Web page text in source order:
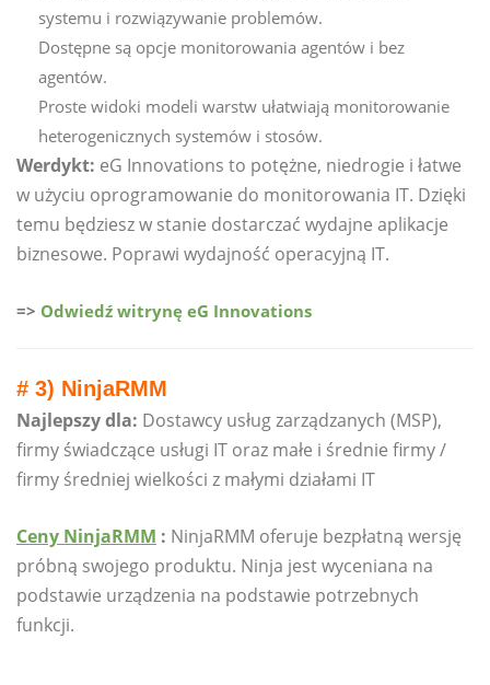
systemu i rozwiązywanie problemów.
Dostępne są opcje monitorowania agentów i bez
agentów.
Proste widoki modeli warstw ułatwiają monitorowanie
heterogenicznych systemów i stosów.
Werdykt: eG Innovations to potężne, niedrogie i łatwe
w użyciu oprogramowanie do monitorowania IT. Dzięki
temu będziesz w stanie dostarczać wydajne aplikacje
biznesowe. Poprawi wydajność operacyjną IT.
=> Odwiedź witrynę eG Innovations
# 3) NinjaRMM
Najlepszy dla: Dostawcy usług zarządzanych (MSP),
firmy świadczące usługi IT oraz małe i średnie firmy /
firmy średniej wielkości z małymi działami IT
Ceny NinjaRMM : NinjaRMM oferuje bezpłatną wersję
próbną swojego produktu. Ninja jest wyceniana na
podstawie urządzenia na podstawie potrzebnych
funkcji.